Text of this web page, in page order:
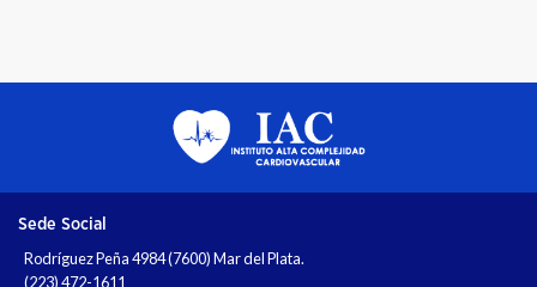
Sede Social
Rodríguez Peña 4984 (7600) Mar del Plata.
(223) 472-1611